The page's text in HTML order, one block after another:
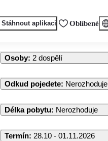
Stáhnout aplikaci Oblíbené
Osoby: 2 dospělí
Odkud pojedete: Nerozhoduje
Délka pobytu: Nerozhoduje
Termín: 28.10 - 01.11.2026